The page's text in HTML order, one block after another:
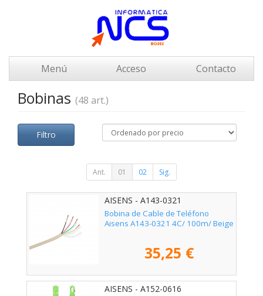
Menú Acceso Contacto
Bobinas (48 art.)
Filtro
Ant. 01 02 Sig.
AISENS - A143-0321
Bobina de Cable de Teléfono
Aisens A143-0321 4C/ 100m/ Beige
35,25 €
AISENS - A152-0616